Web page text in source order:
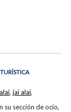
su sección de ocio,
, jai alai,